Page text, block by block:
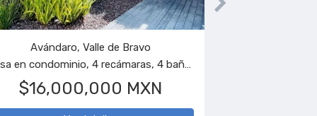
Avándaro, Valle de Bravo
Casa en condominio, 4 recámaras, 4 baños
$32,000,000 MXN